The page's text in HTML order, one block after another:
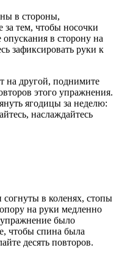
в стороны,
за тем, чтобы носочки
в сторону на
зафиксировать руки к
на другой, поднимите
этого упражнения.
ягодицы за неделю:
наслаждайтесь
в коленях, стопы
на руки медленно
было
чтобы спина была
десять повторов.